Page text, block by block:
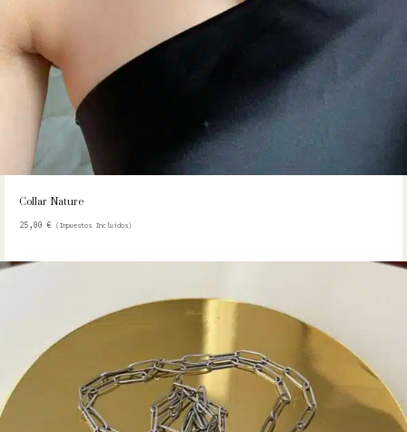
Collar Nature
25,00€ (Impuestos Incluidos)